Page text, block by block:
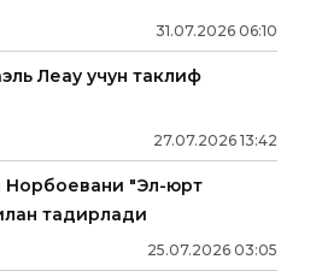
31.07.2026 06:10
Леау учун таклиф
27.07.2026 13:42
Норбоевани "Эл-юрт
тақдирлади
25.07.2026 03:05